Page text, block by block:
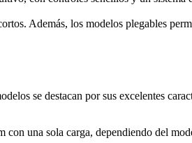
Además, los modelos plegables
se destacan por sus excelentes
con una sola carga, dependiendo del